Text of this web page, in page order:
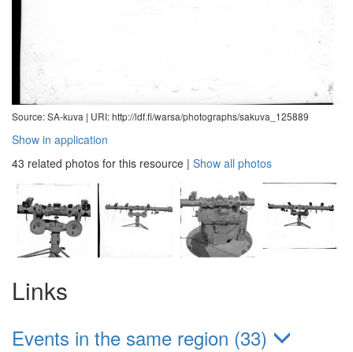
Source: SA-kuva | URI: http://ldf.fi/warsa/photographs/sakuva_125889
Show in application
43 related photos for this resource | Show all photos
Links
Events in the same region (33)